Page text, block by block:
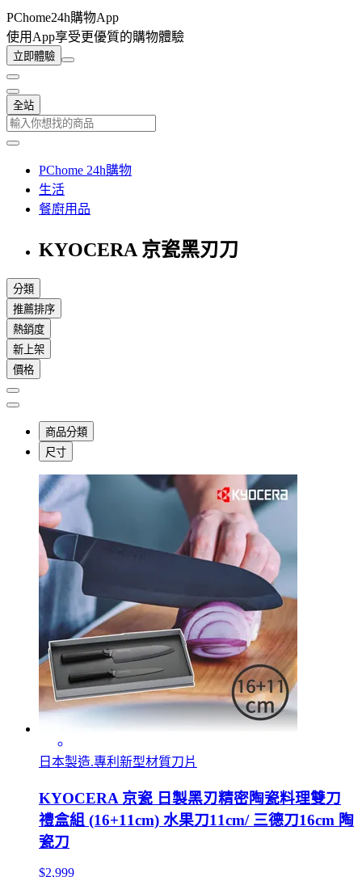
PChome24h購物App
使用App享受更優質的購物體驗
立即體驗
全站
PChome 24h購物
生活
餐廚用品
KYOCERA 京瓷黑刃刀
分類
推薦排序
熱銷度
新上架
價格
商品分類
尺寸
日本製造.專利新型材質刀片
KYOCERA 京瓷 日製黑刃精密陶瓷料理雙刀
禮盒組 (16+11cm) 水果刀11cm/ 三德刀16cm 陶
瓷刀
$2,999